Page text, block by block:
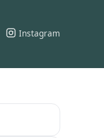
Instagram